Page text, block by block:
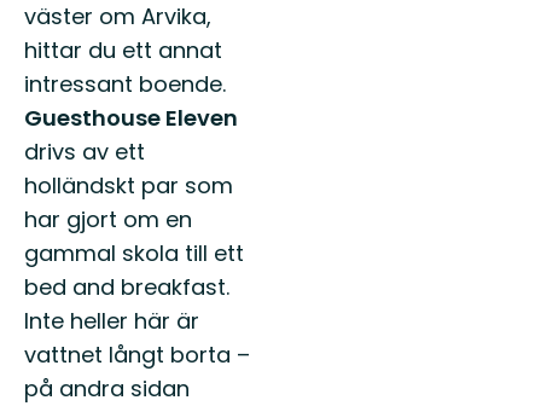
väster om Arvika,
hittar du ett annat
intressant boende.
Guesthouse Eleven
drivs av ett
holländskt par som
har gjort om en
gammal skola till ett
bed and breakfast.
Inte heller här är
vattnet långt borta –
på andra sidan